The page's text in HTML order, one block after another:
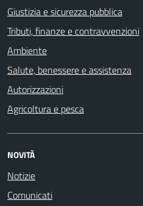
Giustizia e sicurezza pubblica
Tributi, finanze e contravvenzioni
Ambiente
Salute, benessere e assistenza
Autorizzazioni
Agricoltura e pesca
NOVITÀ
Notizie
Comunicati